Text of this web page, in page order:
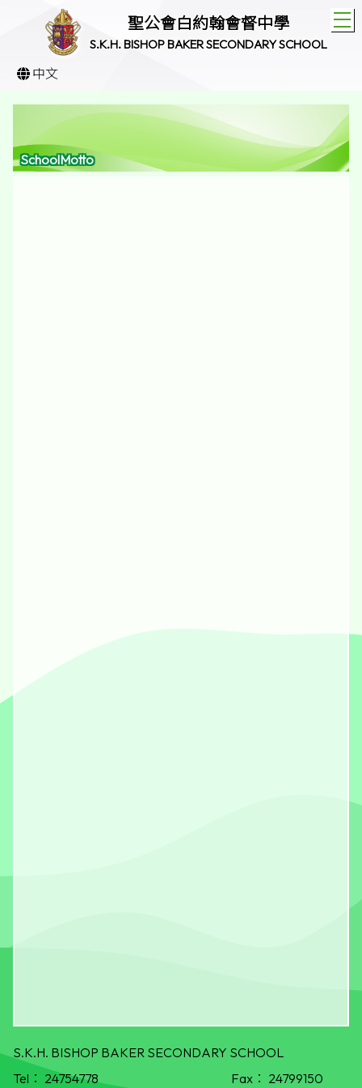
聖公會白約翰會督中學
S.K.H. BISHOP BAKER SECONDARY SCHOOL
中文
SchoolMotto
S.K.H. BISHOP BAKER SECONDARY SCHOOL
Tel： 24754778 Fax： 24799150